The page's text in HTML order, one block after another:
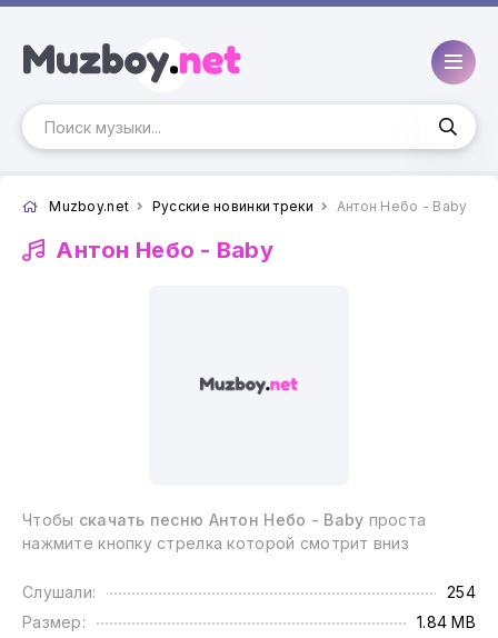
Muzboy.net Русские новинки треки Антон Небо - Baby
Антон Небо - Baby
Чтобы скачать песню Антон Небо - Baby проста
нажмите кнопку стрелка которой смотрит вниз
Слушали:
254
Размер:
1.84 MB